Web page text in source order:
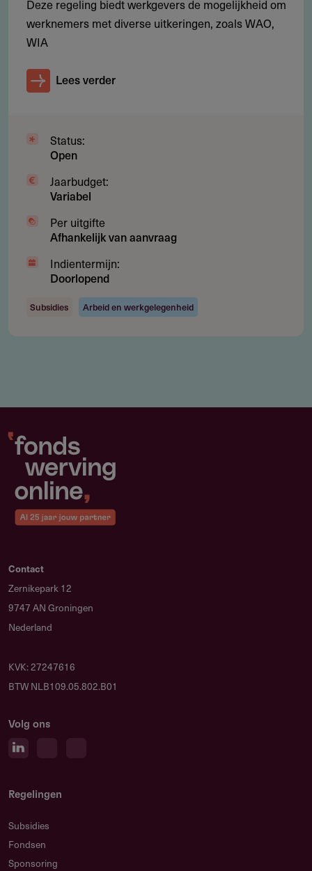
Gebruikersnotities
regeling/verstrekker
Relevante links
UWV Werkgeversportaal
Contact
Deze regeling biedt werkgevers de mogelijkheid om
werknemers met diverse uitkeringen, zoals WAO,
WIA
Lees verder
Status:
Open
Jaarbudget:
Variabel
Per uitgifte
Afhankelijk van aanvraag
Indientermijn:
Doorlopend
Subsidies Arbeid en werkgelegenheid
Contact
Zernikepark 12
9747 AN Groningen
Nederland
KVK: 27247616
BTW NLB109.05.802.B01
Volg ons
Regelingen
Subsidies
Fondsen
Sponsoring